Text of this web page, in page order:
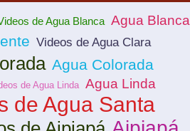
de Agua Blanca Agua Blanca
Videos de Agua Clara
Agua Colorada
de Agua Linda Agua Linda
de Agua Santa